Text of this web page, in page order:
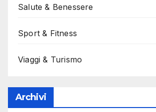
Salute & Benessere
Sport & Fitness
Viaggi & Turismo
Archivi